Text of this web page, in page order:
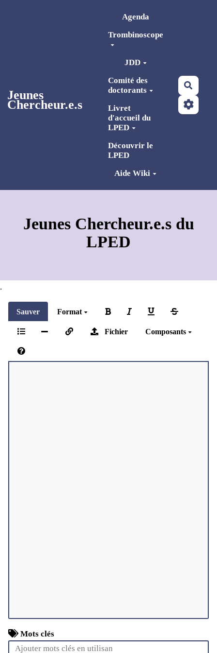
Jeunes
Chercheur.e.s
Agenda
Trombinoscope
JDD
Comité des
doctorants
Livret
d'accueil du
LPED
Découvrir le
LPED
Aide Wiki
Jeunes Chercheur.e.s du
LPED
.
Sauver Format
Fichier Composants
Mots clés